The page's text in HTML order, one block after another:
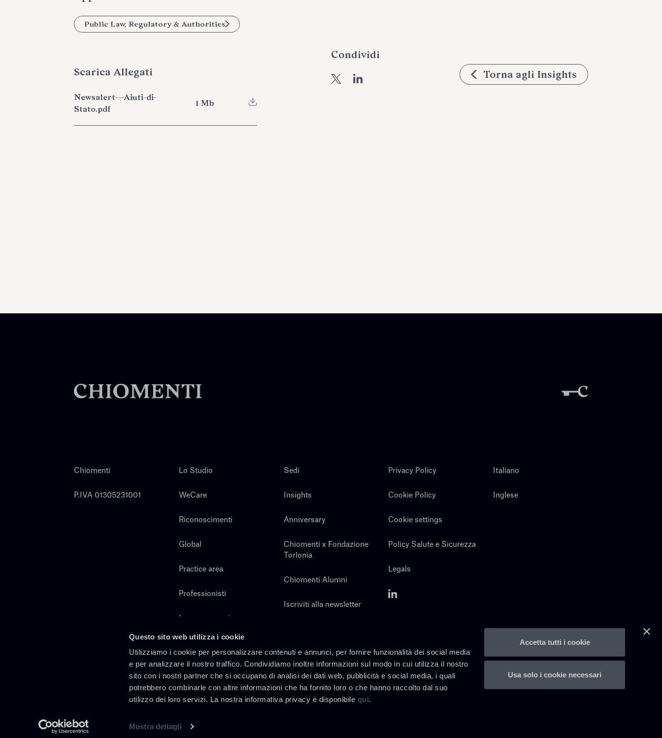
Questo sito web utilizza i cookie
Utilizziamo i cookie per personalizzare contenuti e annunci, per fornire funzionalità dei social media
e per analizzare il nostro traffico. Condividiamo inoltre informazioni sul modo in cui utilizza il nostro
sito con i nostri partner che si occupano di analisi dei dati web, pubblicità e social media, i quali
potrebbero combinarle con altre informazioni che ha fornito loro o che hanno raccolto dal suo
utilizzo dei loro servizi. La nostra informativa privacy è disponibile qui.
Mostra dettagli
Accetta tutti i cookie
Usa solo i cookie necessari
Public Law, Regulatory & Authorities
Scarica Allegati
Newsalert---Aiuti-di-
Stato.pdf
1 Mb
Condividi
Torna agli Insights
Chiomenti
P.IVA 01305231001
Lo Studio
WeCare
Riconoscimenti
Global
Practice area
Professionisti
Lavora con noi
Sedi
Insights
Anniversary
Chiomenti x Fondazione
Torlonia
Chiomenti Alumni
Iscriviti alla newsletter
Privacy Policy
Cookie Policy
Cookie settings
Policy Salute e Sicurezza
Legals
Italiano
Inglese